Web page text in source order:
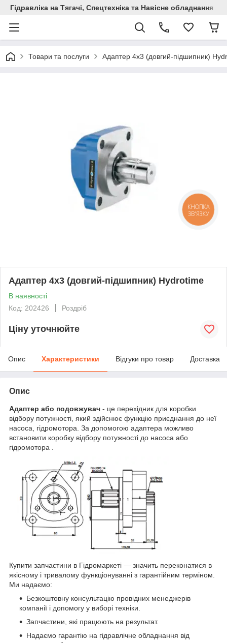
Гідравліка на Тягачі, Спецтехніка та Навісне обладнання
Товари та послуги Адаптер 4х3 (довгий-підшипник)
Адаптер 4х3 (довгий-підшипник) Hydrotime
В наявності
Код: 202426
Роздріб
Ціну уточнюйте
Опис Характеристики Відгуки про товар Доставка
Опис
Адаптер або подовжувач - це перехідник для коробки
відбору потужності, який здійснює функцію приєднання до неї
насоса, гідромотора. За допомогою адаптера можливо
встановити коробку відбору потужності до насоса або
гідромотора .
Купити запчастини в Гідромаркеті — значить переконатися в
якісному і тривалому функціонуванні з гарантійним терміном.
Ми надаємо:
Безкоштовну консультацію провідних менеджерів
компанії і допомогу у виборі техніки.
Запчастини, які працюють на результат.
Надаємо гарантію на гідравлічне обладнання від
КНОПКА
ЗВ'ЯЗКУ